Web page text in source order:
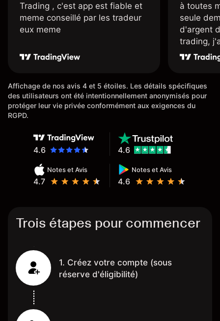
Trading , c'est app est fiable et
meme conseillé par les tradeur
eux meme
à toutes
seule
d'argent
trading,
une carte
Affichage de nos avis 4 et 5 étoiles. Les détails spécifiques
des utilisateurs ont été intentionnellement anonymisés pour
protéger leur vie privée conformément aux exigences du
RGPD.
4.6
Notes et Avis
4.7
Notes et Avis
4.6
4.6
Trois étapes pour commencer
1. Créez votre compte (sous
réserve d'éligibilité)